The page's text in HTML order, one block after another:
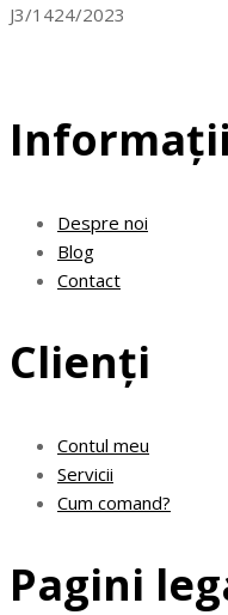
J3/1424/2023
Informații
Despre noi
Blog
Contact
Clienți
Contul meu
Servicii
Cum comand?
Pagini